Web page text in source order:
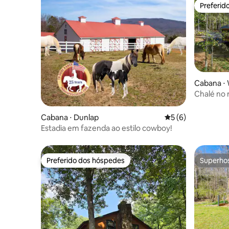
Cabana ⋅ Dunlap 5 de uma
5 (6)
Estadia em fazenda ao estilo cowboy!
Cabana
Chalé no
Preferido dos hóspedes
Preferido dos hóspedes